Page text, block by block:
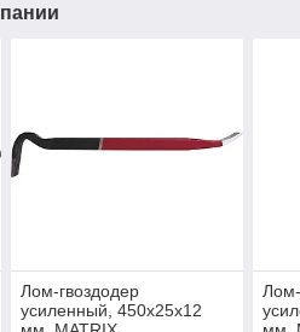
Лом-гвоздодер
усиленный, 450х25х12